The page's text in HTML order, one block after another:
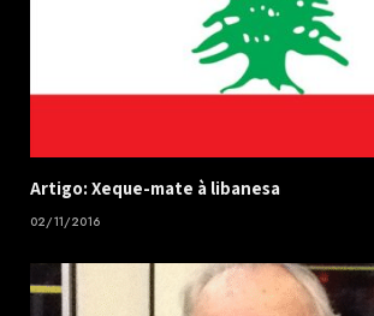
Artigo: Xeque-mate à libanesa
02/11/2016